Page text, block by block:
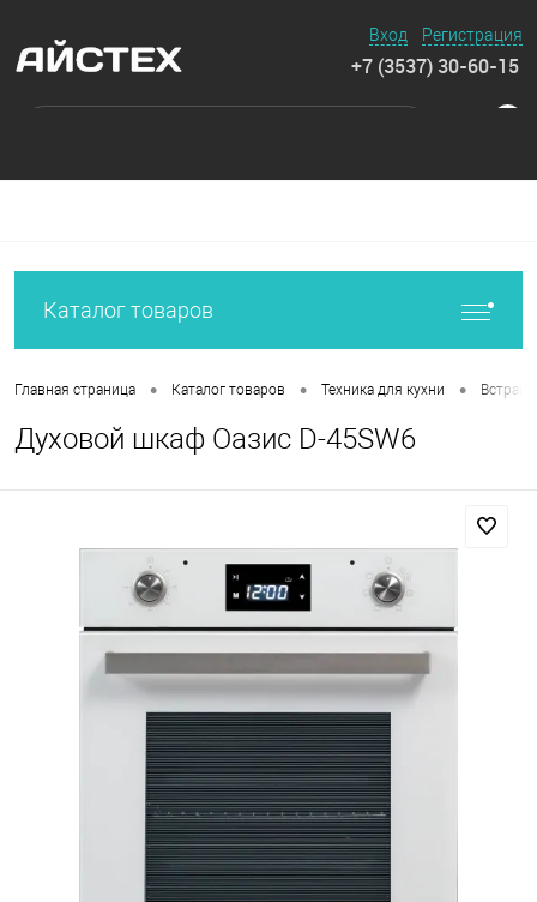
Вход Регистрация
+7 (3537) 30-60-15
Каталог товаров
Главная страница • Каталог товаров • Техника для кухни •
Духовой шкаф Оазис D-45SW6